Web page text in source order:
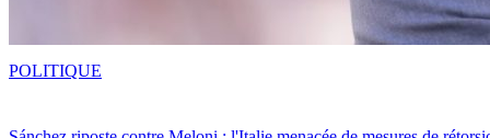
POLITIQUE